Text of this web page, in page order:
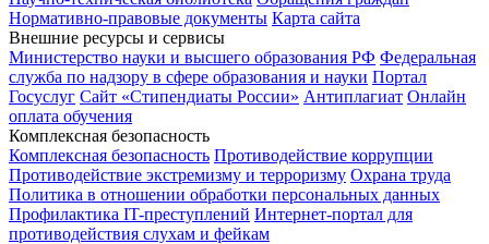
Нормативно-правовые документы Карта сайта
Внешние ресурсы и сервисы
Министерство науки и высшего образования РФ Федеральная
служба по надзору в сфере образования и науки Портал
Госуслуг Сайт «Стипендиаты России» Антиплагиат Онлайн
оплата обучения
Комплексная безопасность
Комплексная безопасность Противодействие коррупции
Противодействие экстремизму и терроризму Охрана труда
Политика в отношении обработки персональных данных
Профилактика IT-преступлений Интернет-портал для
противодействия слухам и фейкам